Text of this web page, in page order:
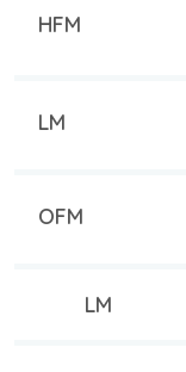
HFM
LM
OFM
LM